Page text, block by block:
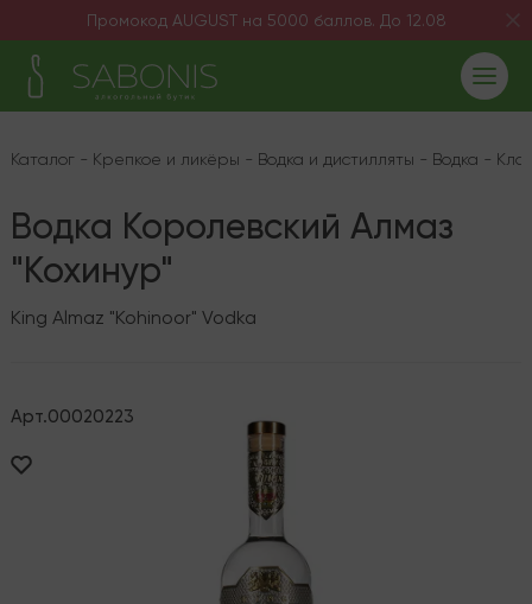
Промокод AUGUST на 5000 баллов. До 12.08
Каталог - Крепкое и ликёры - Водка и дистилляты - Водка -
Водка Королевский Алмаз
"Кохинур"
King Almaz "Kohinoor" Vodka
Арт.00020223